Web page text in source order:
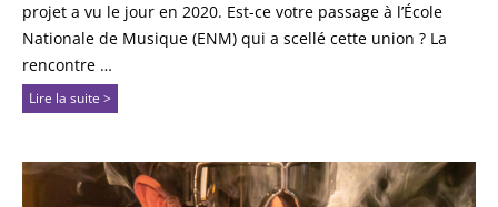
projet a vu le jour en 2020. Est-ce votre passage à l’École
Nationale de Musique (ENM) qui a scellé cette union ? La
rencontre …
Lire la suite >